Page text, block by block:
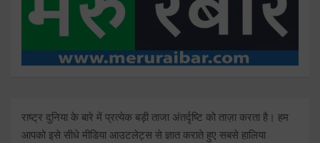
राष्ट्र दुनिया के बारे में प्रत्येक बड़ी ताजा अंतर्दृष्टि को ताज़ा करता है। हम
आपको इसे सीधे मीडिया आउटलेट्स से ज्ञात कराते हुए सबसे हालिया